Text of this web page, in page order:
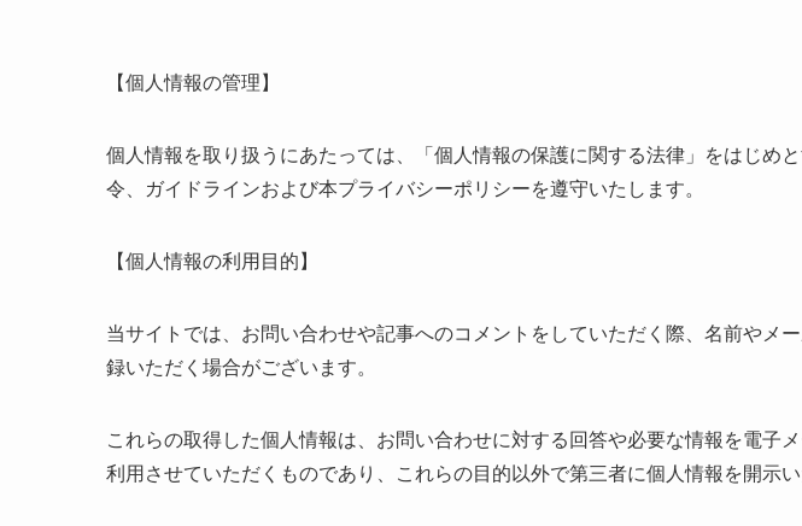
【個人情報の管理】
個人情報を取り扱うにあたっては、「個人情報の保護に関する法律」をはじめ
令、ガイドラインおよび本プライバシーポリシーを遵守いたします。
【個人情報の利用目的】
当サイトでは、お問い合わせや記事へのコメントをしていただく際、名前やメ
録いただく場合がございます。
これらの取得した個人情報は、お問い合わせに対する回答や必要な情報を電子
利用させていただくものであり、これらの目的以外で第三者に個人情報を開示い